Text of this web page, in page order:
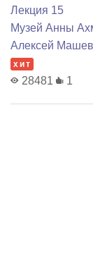
Лекция 15
Музей Анны
Алексей
хит
28481 1